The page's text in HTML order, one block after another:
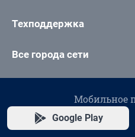
Техподдержка
Все города сети
Мобильное
Google Play